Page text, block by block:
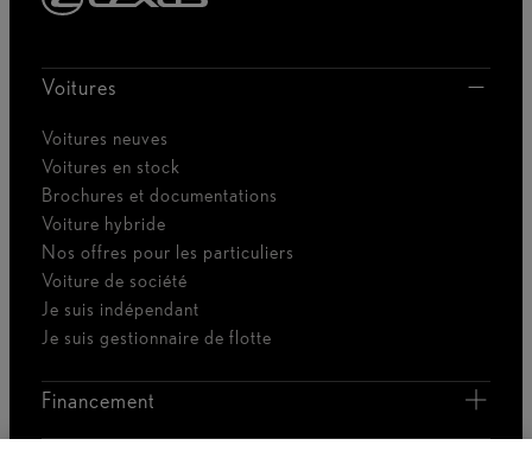
Voitures
Voitures neuves
Voitures en stock
Brochures et documentations
Voiture hybride
Nos offres pour les particuliers
Voiture de société
Je suis indépendant
Je suis gestionnaire de flotte
Financement